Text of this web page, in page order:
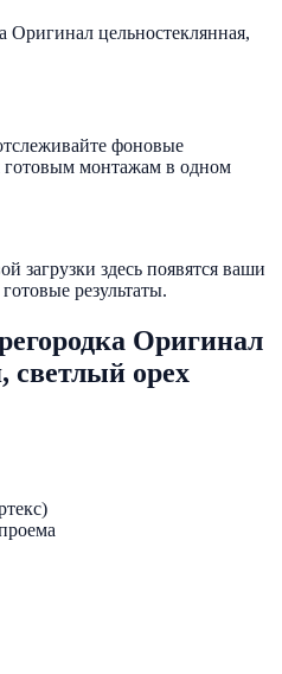
фоновые
готовым монтажам в одном
загрузки здесь появятся ваши
результаты.
Оригинал
светлый орех